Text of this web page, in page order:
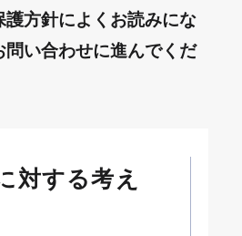
護方針によくお読みにな
問い合わせに進んでくだ
対する考え